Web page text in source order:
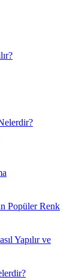
Popüler Renk
Yapılır ve